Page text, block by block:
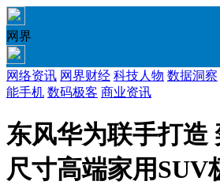
网界
网络资讯 网界财经 科技人物 数据洞察
能手机 数码极客 商业资讯
东风华为联手打造
尺寸高端家用SUV